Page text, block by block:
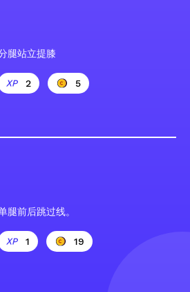
腿站立提膝
2 5
腿前后跳过线。
1 19